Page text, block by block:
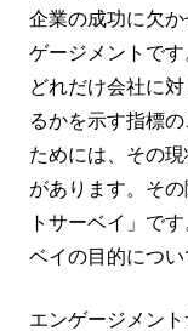
企業の成功に欠
ゲージメントで
どれだけ会社に
るかを示す指標
ためには、その
があります。そ
トサーベイ」で
ベイの目的につい
エンゲージメン